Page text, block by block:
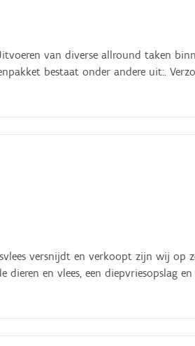
van diverse allround taken
bestaat onder andere uit:.
versnijdt en verkoopt zijn wij op
dieren en vlees, een diepvriesopslag